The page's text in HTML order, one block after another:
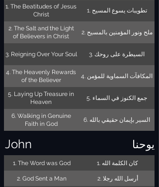
1. The Beatitudes of Jesus
Christ
1. تطويبات يسوع المسيح
2. The Salt and the Light
of Believers in Christ
2. ملح ونور المؤمنين بالمسيح
3. Reigning Over Your Soul 3. السيطرة على روحك
4. The Heavenly Rewards
of the Believer
4. المكافآت السماوية للمؤمن
5. Laying Up Treasure in
Heaven
5. جمع الكنوز في السماء
6. Walking in Genuine
Faith in God
6. السير بإيمان حقيقي بالله
John يوحنا
1. The Word was God 1. كان الكلمة الله
2. God Sent a Man
2. أرسل الله رجلا